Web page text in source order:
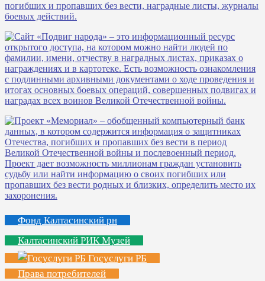
Фонд Калтасинский рн
Калтасинский РИК Музей
Госуслуги РБ
Права потребителей